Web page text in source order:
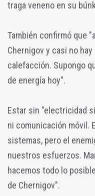
traga veneno en su
También confirmó que
Chernigov y casi no
calefacción. Supongo
de energía hoy".
Estar sin "electricidad
ni comunicación móvil.
sistemas, pero el
nuestros esfuerzos.
hacemos todo lo
de Chernigov".